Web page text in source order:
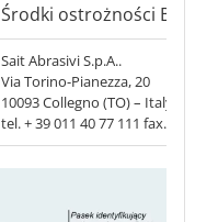
Środki ostrożności BHP
Sait Abrasivi S.p.A..
Via Torino-Pianezza, 20
10093 Collegno (TO) – Italy
tel. + 39 011 40 77 111 fax. + 39